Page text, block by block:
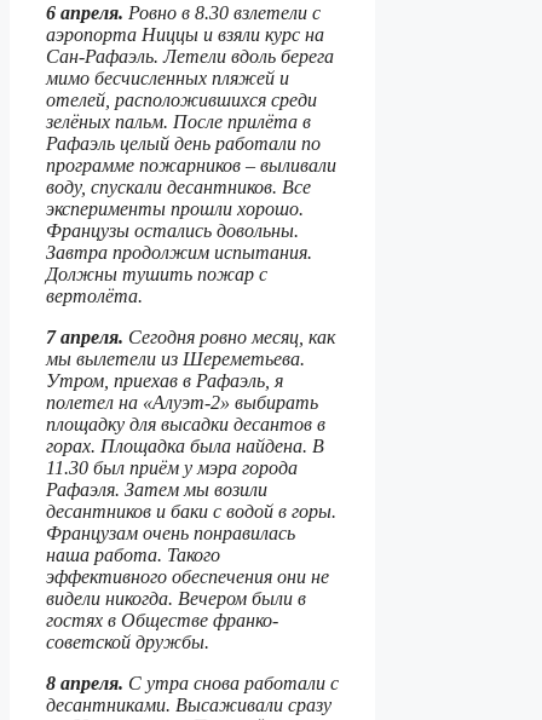
6 апреля. Ровно в 8.30 взлетели с
аэропорта Ниццы и взяли курс на
Сан-Рафаэль. Летели вдоль берега
мимо бесчисленных пляжей и
отелей, расположившихся среди
зелёных пальм. После прилёта в
Рафаэль целый день работали по
программе пожарников – выливали
воду, спускали десантников. Все
эксперименты прошли хорошо.
Французы остались довольны.
Завтра продолжим испытания.
Должны тушить пожар с
вертолёта.
7 апреля. Сегодня ровно месяц, как
мы вылетели из Шереметьева.
Утром, приехав в Рафаэль, я
полетел на «Алуэт-2» выбирать
площадку для высадки десантов в
горах. Площадка была найдена. В
11.30 был приём у мэра города
Рафаэля. Затем мы возили
десантников и баки с водой в горы.
Французам очень понравилась
наша работа. Такого
эффективного обеспечения они не
видели никогда. Вечером были в
гостях в Обществе франко-
советской дружбы.
8 апреля. С утра снова работали с
десантниками. Высаживали сразу